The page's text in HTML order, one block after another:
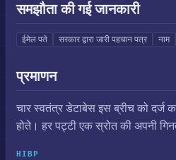
समझौता की गई जानकारी
ईमेल पते सरकार द्वारा जारी पहचान पत्र नाम
प्रमाणन
चार स्वतंत्र डेटाबेस इस ब्रीच को दर्ज
होते। हर पट्टी एक स्रोत की अपनी
HIBP